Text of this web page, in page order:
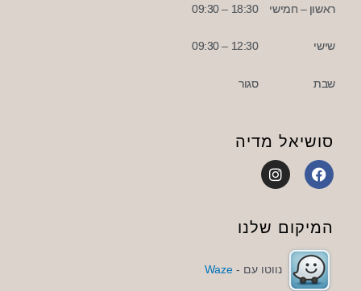
ראשון – חמישי
שישי
שבת
18:30 – 09:30
12:30 – 09:30
סגור
סושיאל מדיה
F
a
b
o
k
I
n
a
a
המיקום שלנו
נווטו עם -Waze